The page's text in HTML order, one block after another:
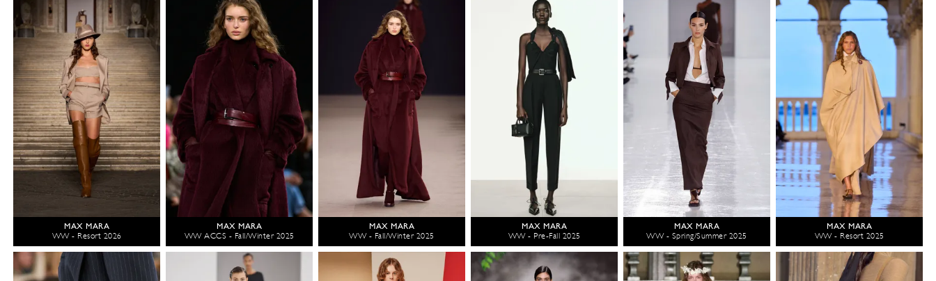
MAX MARA
WW - Resort 2026
MAX MARA
WW ACCS - Fall/Winter 2025
MAX MARA
WW - Fall/Winter 2025
MAX MARA
WW - Pre-Fall 2025
MAX MARA
WW - Spring/Summer 2025
MAX MARA
WW - Resort 2025